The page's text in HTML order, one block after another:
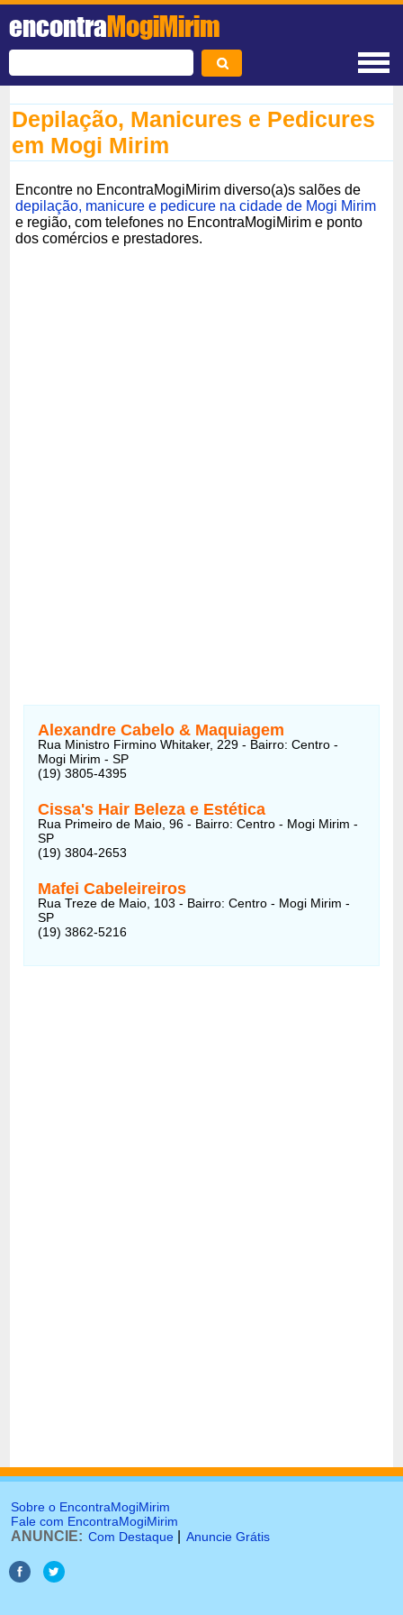
encontraMogiMirim
Depilação, Manicures e Pedicures
em Mogi Mirim
Encontre no EncontraMogiMirim diverso(a)s salões de
depilação, manicure e pedicure na cidade de Mogi Mirim
e região, com telefones no EncontraMogiMirim e ponto
dos comércios e prestadores.
Alexandre Cabelo & Maquiagem
Rua Ministro Firmino Whitaker, 229 - Bairro: Centro -
Mogi Mirim - SP
(19) 3805-4395
Cissa's Hair Beleza e Estética
Rua Primeiro de Maio, 96 - Bairro: Centro - Mogi Mirim -
SP
(19) 3804-2653
Mafei Cabeleireiros
Rua Treze de Maio, 103 - Bairro: Centro - Mogi Mirim -
SP
(19) 3862-5216
Sobre o EncontraMogiMirim
Fale com EncontraMogiMirim
ANUNCIE: Com Destaque Anuncie Grátis